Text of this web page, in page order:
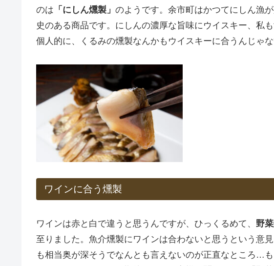
のは 「にしん燻製」 のようです。余市町はかつてにしん漁
史のある商品です。にしんの濃厚な旨味にウイスキー、私
個人的に、くるみの燻製なんかもウイスキーに合うんじゃな
ワインに合う燻製
ワインは赤と白で違うと思うんですが、ひっくるめて、 野
至りました。魚介燻製にワインは合わないと思うという意
も相当奥が深そうでなんとも言えないのが正直なところ…